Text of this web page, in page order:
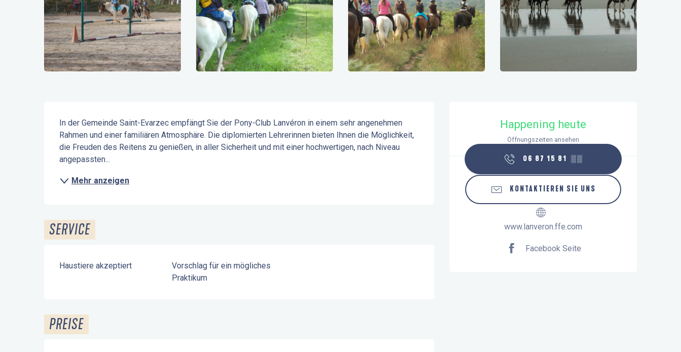
Öffnungszeiten & Kontaktdaten
Happening heute
Öffnungszeiten ansehen
06 87 15 81 ▒▒
KONTAKTIEREN SIE UNS
www.lanveron.ffe.com
Facebook Seite
Beschreibung
In der Gemeinde Saint-Evarzec empfängt Sie der Pony-Club Lanvéron in einem sehr angenehmen
Rahmen und einer familiären Atmosphäre. Die diplomierten Lehrerinnen bieten Ihnen die Möglichkeit,
die Freuden des Reitens zu genießen, in aller Sicherheit und mit einer hochwertigen, nach Niveau
angepassten...
Mehr anzeigen
SERVICE
Haustiere akzeptiert
Vorschlag für ein mögliches
Praktikum
PREISE